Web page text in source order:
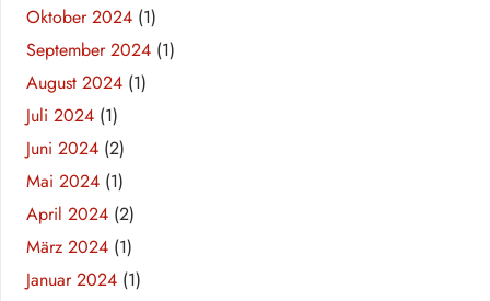
Oktober 2024 (1)
September 2024 (1)
August 2024 (1)
Juli 2024 (1)
Juni 2024 (2)
Mai 2024 (1)
April 2024 (2)
März 2024 (1)
Januar 2024 (1)